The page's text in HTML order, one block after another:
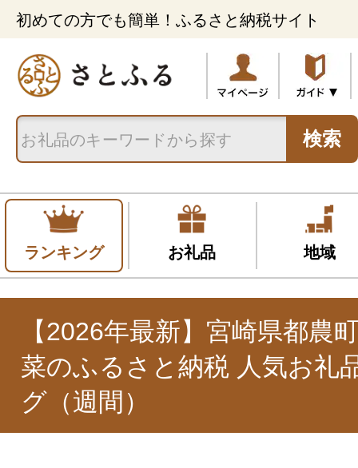
初めての方でも簡単！ふるさと納税サイト
検索
ランキング お礼品 地域
【2026年最新】宮崎県都農
菜のふるさと納税 人気お礼
グ（週間）